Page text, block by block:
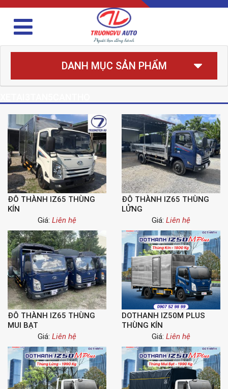
DANH MỤC SẢN PHẨM
ĐÔ THÀNH IZ65 THÙNG
KÍN
Giá: Liên hệ
ĐÔ THÀNH IZ65 THÙNG
LỬNG
Giá: Liên hệ
ĐÔ THÀNH IZ65 THÙNG
MUI BẠT
Giá: Liên hệ
DOTHANH IZ50M PLUS
THÙNG KÍN
Giá: Liên hệ